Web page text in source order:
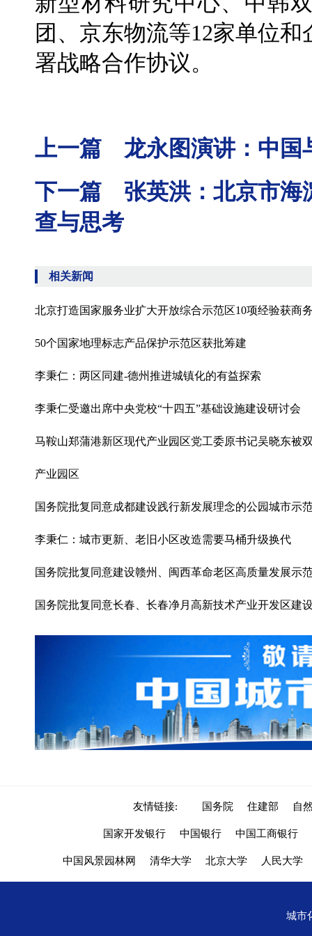
团、京东物流等12家单位
署战略合作协议。
上一篇 龙永图演讲：中国
下一篇 张英洪：北京市海
查与思考
相关新闻
北京打造国家服务业扩大开放综合示范区10项经验获商
50个国家地理标志产品保护示范区获批筹建
李秉仁：两区同建-德州推进城镇化的有益探索
李秉仁受邀出席中央党校“十四五”基础设施建设研讨会
马鞍山郑蒲港新区现代产业园区党工委原书记吴晓东被
产业园区
国务院批复同意成都建设践行新发展理念的公园城市示
李秉仁：城市更新、老旧小区改造需要马桶升级换代
国务院批复同意建设赣州、闽西革命老区高质量发展示
国务院批复同意长春、长春净月高新技术产业开发区建
友情链接: 国务院 住建部 自
国家开发银行 中国银行 中国工商银行
中国风景园林网 清华大学 北京大学 人民大学
城市